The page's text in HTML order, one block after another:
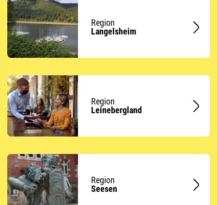
Region
Langelsheim
Region
Leinebergland
Region
Seesen